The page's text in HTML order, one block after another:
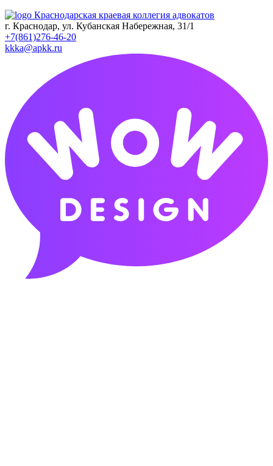
Краснодарская краевая коллегия адвокатов
г. Краснодар, ул. Кубанская Набережная, 31/1
+7(861)276-46-20
kkka@apkk.ru